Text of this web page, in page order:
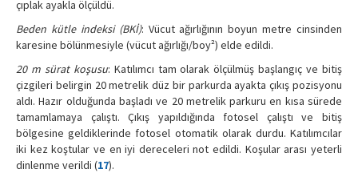
çıplak ayakla ölçüldü.
Beden kütle indeksi (BKİ): Vücut ağırlığının boyun metre cinsinden
karesine bölünmesiyle (vücut ağırlığı/boy²) elde edildi.
20 m sürat koşusu: Katılımcı tam olarak ölçülmüş başlangıç ve bitiş
çizgileri belirgin 20 metrelik düz bir parkurda ayakta çıkış pozisyonu
aldı. Hazır olduğunda başladı ve 20 metrelik parkuru en kısa sürede
tamamlamaya çalıştı. Çıkış yapıldığında fotosel çalıştı ve bitiş
bölgesine geldiklerinde fotosel otomatik olarak durdu. Katılımcılar
iki kez koştular ve en iyi dereceleri not edildi. Koşular arası yeterli
dinlenme verildi (17).